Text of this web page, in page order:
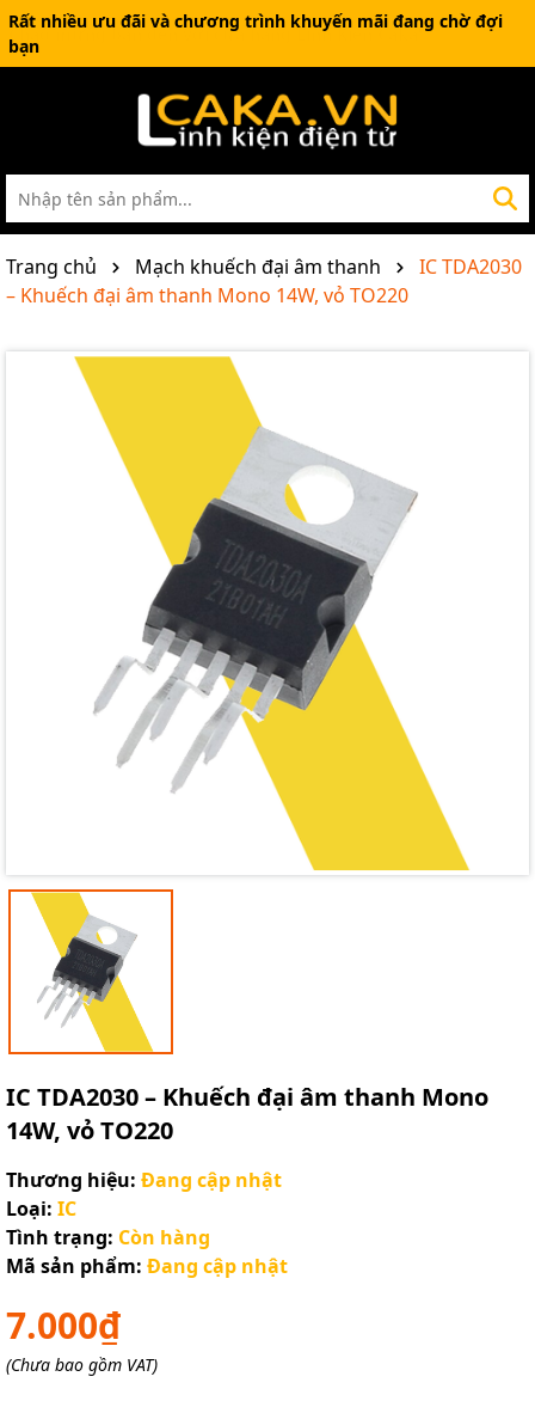
Rất nhiều ưu đãi và chương trình khuyến mãi đang chờ đợi
bạn
Trang chủ Mạch khuếch đại âm thanh
IC TDA2030
– Khuếch đại âm thanh Mono 14W, vỏ TO220
IC TDA2030 – Khuếch đại âm thanh Mono
14W, vỏ TO220
Thương hiệu: Đang cập nhật
Loại: IC
Tình trạng: Còn hàng
Mã sản phẩm: Đang cập nhật
7.000₫
(Chưa bao gồm VAT)
Mã giảm giá:
Điều kiện: